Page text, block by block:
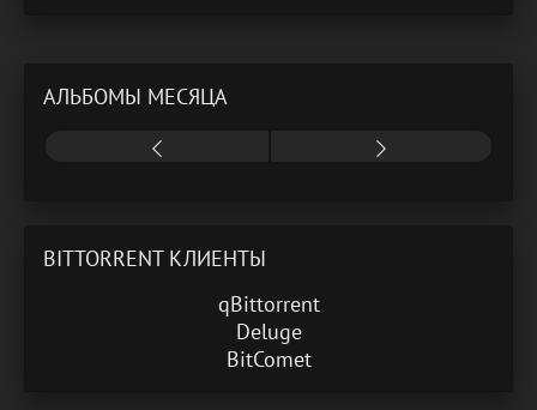
АЛЬБОМЫ МЕСЯЦА
BITTORRENT КЛИЕНТЫ
qBittorrent
Deluge
BitComet